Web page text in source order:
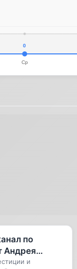
по
Андрея
и